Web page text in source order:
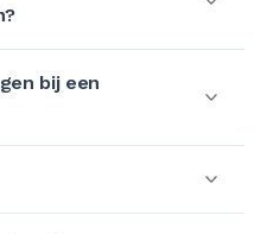
bij een